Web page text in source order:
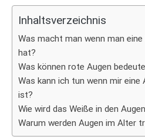
Inhaltsverzeichnis
Was macht man wenn man
hat?
Was können rote Augen
Was kann ich tun wenn mir eine
ist?
Wie wird das Weiße in den
Warum werden Augen im Alter